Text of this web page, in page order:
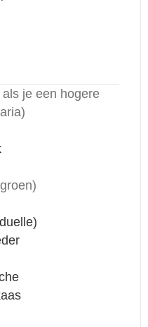
als je een hogere